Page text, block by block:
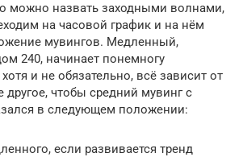
можно назвать заходными волнами,
на часовой график и на нём
мувингов. Медленный,
240, начинает понемногу
и не обязательно, всё зависит от
другое, чтобы средний мувинг с
в следующем положении:
если развивается тренд